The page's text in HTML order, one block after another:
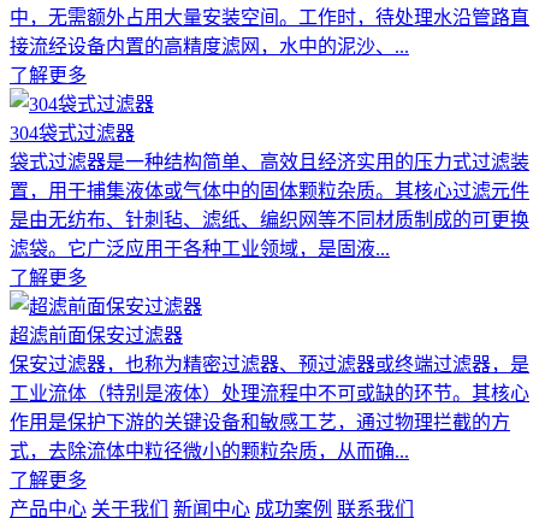
中，无需额外占用大量安装空间。工作时，待处理水沿管路直
接流经设备内置的高精度滤网，水中的泥沙、...
了解更多
304袋式过滤器
袋式过滤器是一种结构简单、高效且经济实用的压力式过滤装
置，用于捕集液体或气体中的固体颗粒杂质。其核心过滤元件
是由无纺布、针刺毡、滤纸、编织网等不同材质制成的可更换
滤袋。它广泛应用于各种工业领域，是固液...
了解更多
超滤前面保安过滤器
保安过滤器，也称为精密过滤器、预过滤器或终端过滤器，是
工业流体（特别是液体）处理流程中不可或缺的环节。其核心
作用是保护下游的关键设备和敏感工艺，通过物理拦截的方
式，去除流体中粒径微小的颗粒杂质，从而确...
了解更多
产品中心 关于我们 新闻中心 成功案例 联系我们